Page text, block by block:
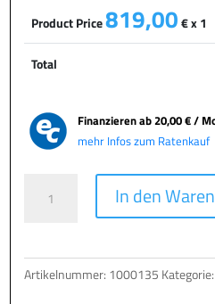
Product Price819,00€ x 1
Total
Finanzieren ab20,00 € /
mehr Infos zum Ratenkauf
Menge
In den
Artikelnummer: 1000135 Kategorie: